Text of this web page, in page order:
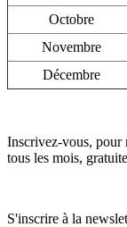
Octobre
Novembre
Décembre
Inscrivez-vous, pour
tous les mois,
S'inscrire à la